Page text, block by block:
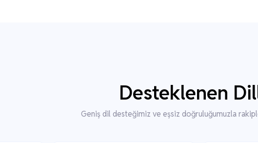
Desteklenen
Geniş dil desteğimiz ve eşsiz doğruluğumuzla